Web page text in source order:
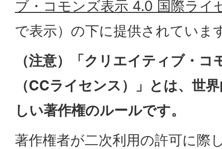
ブ・コモンズ表示 4.0 国際ライ
で表示） の下に提供されていま
（注意）「クリエイティブ・
（CCライセンス）」とは、世
しい著作権のルールです。
著作権者が二次利用の許可に際